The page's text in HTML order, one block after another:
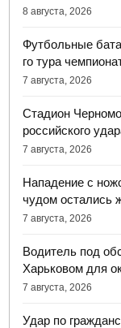
8 августа, 2026
Футбольные
го тура
7 августа, 2026
Стадион
российского
7 августа, 2026
Нападение с
чудом остались
7 августа, 2026
Водитель под
Харьковом для
7 августа, 2026
Удар по